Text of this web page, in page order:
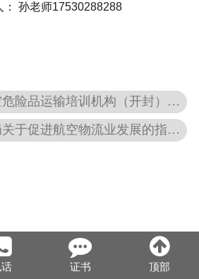
孙老师17530288288
上一条：民用航空危险品运输培训机构（开封）考核站点
下一条：《民航局关于促进航空物流业发展的指导意见》出台
证书 顶部